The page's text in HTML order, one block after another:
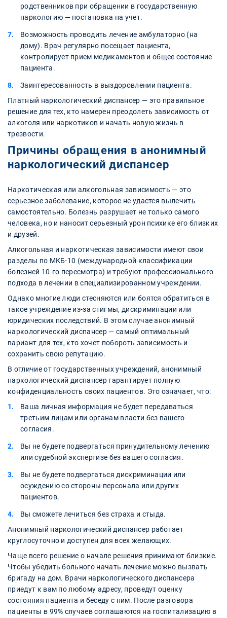
родственников при обращении в государственную
наркологию — постановка на учет.
Возможность проводить лечение амбулаторно (на
дому). Врач регулярно посещает пациента,
контролирует прием медикаментов и общее состояние
пациента.
Заинтересованность в выздоровлении пациента.
Платный наркологический диспансер — это правильное
решение для тех, кто намерен преодолеть зависимость от
алкоголя или наркотиков и начать новую жизнь в
трезвости.
Причины обращения в анонимный
наркологический диспансер
Наркотическая или алкогольная зависимость — это
серьезное заболевание, которое не удастся вылечить
самостоятельно. Болезнь разрушает не только самого
человека, но и наносит серьезный урон психике его близких
и друзей.
Алкогольная и наркотическая зависимости имеют свои
разделы по МКБ-10 (международной классификации
болезней 10-го пересмотра) и требуют профессионального
подхода в лечении в специализированном учреждении.
Однако многие люди стесняются или боятся обратиться в
такое учреждение из-за стигмы, дискриминации или
юридических последствий. В этом случае анонимный
наркологический диспансер — самый оптимальный
вариант для тех, кто хочет побороть зависимость и
сохранить свою репутацию.
В отличие от государственных учреждений, анонимный
наркологический диспансер гарантирует полную
конфиденциальность своих пациентов. Это означает, что:
Ваша личная информация не будет передаваться
третьим лицам или органам власти без вашего
согласия.
Вы не будете подвергаться принудительному лечению
или судебной экспертизе без вашего согласия.
Вы не будете подвергаться дискриминации или
осуждению со стороны персонала или других
пациентов.
Вы сможете лечиться без страха и стыда.
Анонимный наркологический диспансер работает
круглосуточно и доступен для всех желающих.
Чаще всего решение о начале решения принимают близкие.
Чтобы убедить больного начать лечение можно вызвать
бригаду на дом. Врачи наркологического диспансера
приедут к вам по любому адресу, проведут оценку
состояния пациента и беседу с ним. После разговора
пациенты в 99% случаев соглашаются на госпитализацию в